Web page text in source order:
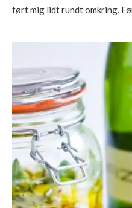
ført mig lidt rundt omkring.